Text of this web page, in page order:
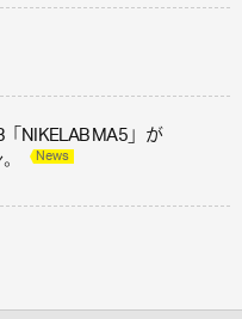
NIKELAB MA5」が
News